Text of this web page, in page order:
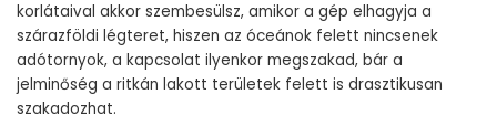
korlátaival akkor szembesülsz, amikor a gép elhagyja a
szárazföldi légteret, hiszen az óceánok felett nincsenek
adótornyok, a kapcsolat ilyenkor megszakad, bár a
jelminőség a ritkán lakott területek felett is drasztikusan
szakadozhat.